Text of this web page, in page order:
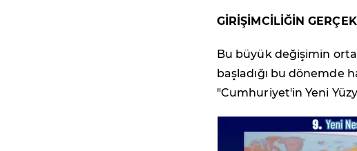
GİRİŞİMCİLİĞİN
Bu büyük değişimin
başladığı bu dönemde
"Cumhuriyet'in Yeni